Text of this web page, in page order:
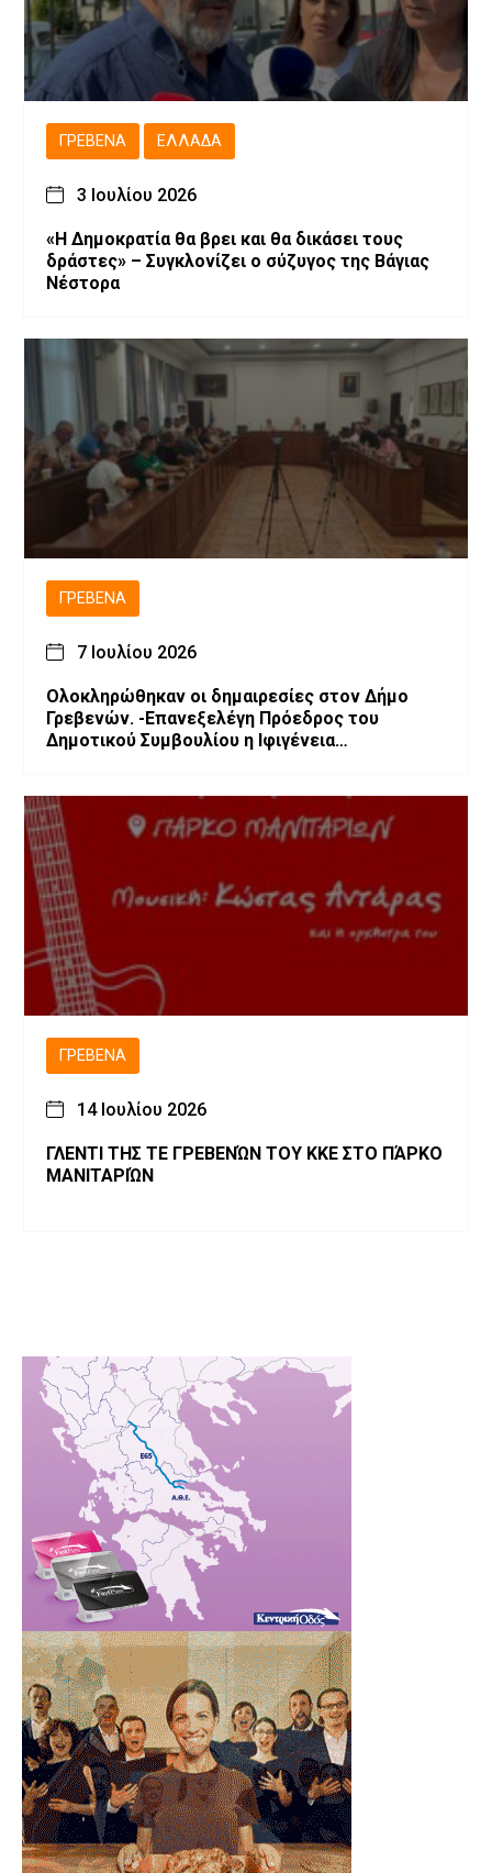
ΓΡΕΒΕΝΆ ΕΛΛΆΔΑ
3 Ιουλίου 2026
«Η Δημοκρατία θα βρει και θα δικάσει τους
δράστες» – Συγκλονίζει ο σύζυγος της Βάγιας
Νέστορα
ΓΡΕΒΕΝΆ
7 Ιουλίου 2026
Ολοκληρώθηκαν οι δημαιρεσίες στον Δήμο
Γρεβενών. -Επανεξελέγη Πρόεδρος του
Δημοτικού Συμβουλίου η Ιφιγένεια
ΓΡΕΒΕΝΆ
14 Ιουλίου 2026
ΓΛΕΝΤΙ ΤΗΣ ΤΕ ΓΡΕΒΕΝΏΝ ΤΟΥ ΚΚΕ ΣΤΟ ΠΆΡΚΟ
ΜΑΝΙΤΑΡΙΏΝ